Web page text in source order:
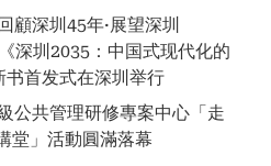
顧深圳45年·展望深圳
圳2035：中国式现代化的
书首发式在深圳举行
公共管理研修專案中心「走
堂」活動圓滿落幕